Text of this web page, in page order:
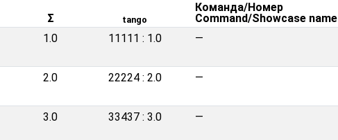
Σ tango
Команда/Номер
Command/Showcase name
1.0 11111 : 1.0 —
2.0 22224 : 2.0 —
3.0 33437 : 3.0 —